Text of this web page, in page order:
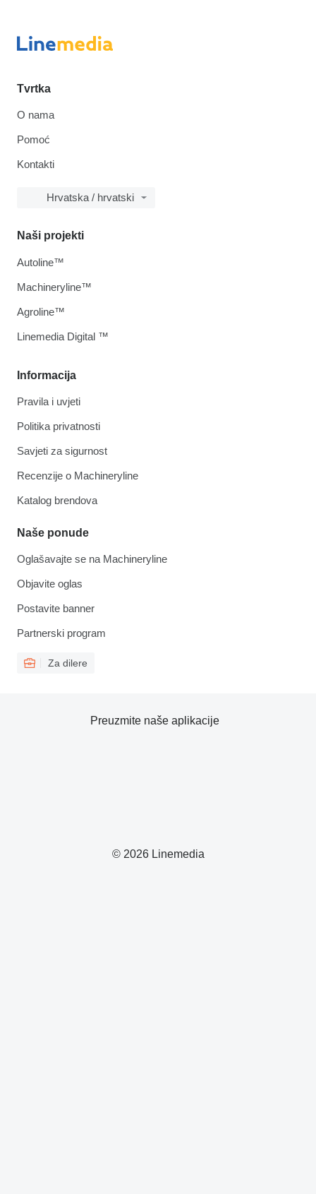
Tvrtka
O nama
Pomoć
Kontakti
Hrvatska / hrvatski
Informacija
Pravila i uvjeti
Politika privatnosti
Savjeti za sigurnost
Recenzije o Machineryline
Katalog brendova
Naše ponude
Oglašavajte se na Machineryline
Objavite oglas
Postavite banner
Partnerski program
Za dilere
Naši projekti
Autoline™
Machineryline™
Agroline™
Linemedia Digital ™
© 2026 Linemedia
Preuzmite naše aplikacije